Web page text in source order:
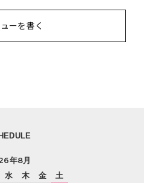
ーを書く
年8月
水 木 金
土